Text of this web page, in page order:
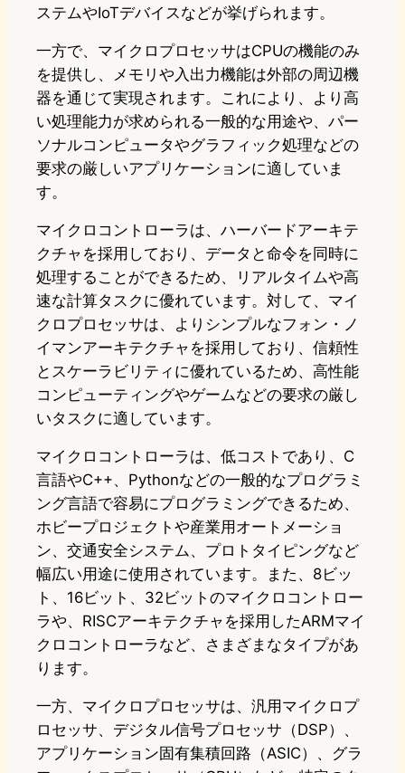
ステムやIoTデバイスなどが挙げられます。
一方で、マイクロプロセッサはCPUの機能のみ
を提供し、メモリや入出力機能は外部の周辺機
器を通じて実現されます。これにより、より高
い処理能力が求められる一般的な用途や、パー
ソナルコンピュータやグラフィック処理などの
要求の厳しいアプリケーションに適していま
す。
マイクロコントローラは、ハーバードアーキテ
クチャを採用しており、データと命令を同時に
処理することができるため、リアルタイムや高
速な計算タスクに優れています。対して、マイ
クロプロセッサは、よりシンプルなフォン・ノ
イマンアーキテクチャを採用しており、信頼性
とスケーラビリティに優れているため、高性能
コンピューティングやゲームなどの要求の厳し
いタスクに適しています。
マイクロコントローラは、低コストであり、C
言語やC++、Pythonなどの一般的なプログラミ
ング言語で容易にプログラミングできるため、
ホビープロジェクトや産業用オートメーショ
ン、交通安全システム、プロトタイピングなど
幅広い用途に使用されています。また、8ビッ
ト、16ビット、32ビットのマイクロコントロー
ラや、RISCアーキテクチャを採用したARMマイ
クロコントローラなど、さまざまなタイプがあ
ります。
一方、マイクロプロセッサは、汎用マイクロプ
ロセッサ、デジタル信号プロセッサ（DSP）、
アプリケーション固有集積回路（ASIC）、グラ